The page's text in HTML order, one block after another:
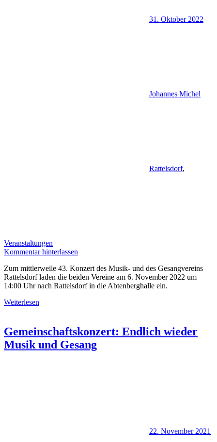
31. Oktober 2022
Johannes Michel
Rattelsdorf,
Veranstaltungen
Kommentar hinterlassen
Zum mittlerweile 43. Konzert des Musik- und des Gesangvereins
Rattelsdorf laden die beiden Vereine am 6. November 2022 um
14:00 Uhr nach Rattelsdorf in die Abtenberghalle ein.
Weiterlesen
Gemeinschaftskonzert: Endlich wieder
Musik und Gesang
22. November 2021